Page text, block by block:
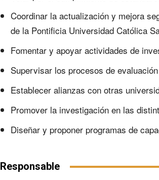
Coordinar la actualización y mejora
de la Pontificia Universidad Católica
Fomentar y apoyar actividades de
Supervisar los procesos de
Establecer alianzas con otras
Promover la investigación en las
Diseñar y proponer programas de
Responsable